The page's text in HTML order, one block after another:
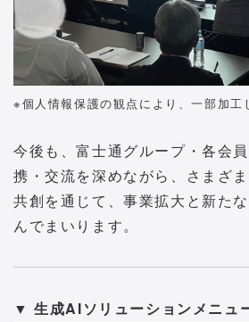
※個人情報保護の観点により、一部加工
今後も、富士通グループ・各会
携・交流を深めながら、さまざ
共創を通じて、事業拡大と新た
んでまいります。
▼ 生成AIソリューションメニュ